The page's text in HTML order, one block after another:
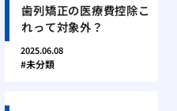
歯列矯正の医療費控除こ
れって対象外？
2025.06.08
未分類